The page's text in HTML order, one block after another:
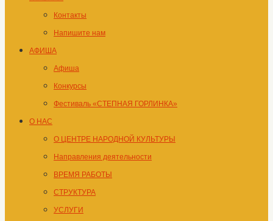
содержимому
Контакты
Напишите нам
АФИША
Афиша
Конкурсы
Фестиваль «СТЕПНАЯ ГОРЛИНКА»
О НАС
О ЦЕНТРЕ НАРОДНОЙ КУЛЬТУРЫ
Направления деятельности
ВРЕМЯ РАБОТЫ
СТРУКТУРА
УСЛУГИ